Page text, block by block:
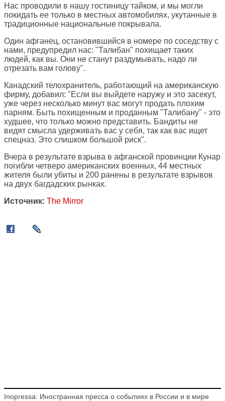
Нас проводили в нашу гостиницу тайком, и мы могли
покидать ее только в местных автомобилях, укутанные в
традиционные национальные покрывала.
Один афганец, остановившийся в номере по соседству с
нами, предупредил нас: "Талибан" похищает таких
людей, как вы. Они не станут раздумывать, надо ли
отрезать вам голову".
Канадский телохранитель, работающий на американскую
фирму, добавил: "Если вы выйдете наружу и это засекут,
уже через несколько минут вас могут продать плохим
парням. Быть похищенным и проданным "Талибану" - это
худшее, что только можно представить. Бандиты не
видят смысла удерживать вас у себя, так как вас ищет
спецназ. Это слишком большой риск".
Вчера в результате взрыва в афганской провинции Кунар
погибли четверо американских военных, 44 местных
жителя были убиты и 200 ранены в результате взрывов
на двух багдадских рынках.
Источник: The Mirror
Inopressa: Иностранная пресса о событиях в России и в мире